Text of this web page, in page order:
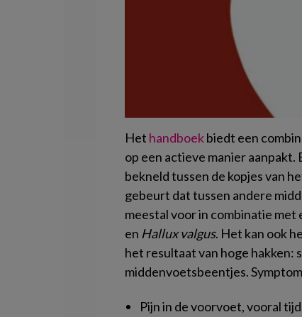
Het handboekbiedt een
op een actieve manier aanpakt.
bekneld tussen de kopjes van
gebeurt dat tussen andere
meestal voor in combinatie
en Hallux valgus. Het kan ook
het resultaat van hoge hakken:
middenvoetsbeentjes.
Pijn in de voorvoet, vooral